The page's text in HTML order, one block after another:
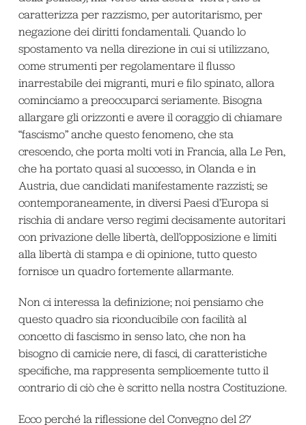
caratterizza per razzismo, per autoritarismo, per
negazione dei diritti fondamentali. Quando lo
spostamento va nella direzione in cui si utilizzano,
come strumenti per regolamentare il flusso
inarrestabile dei migranti, muri e filo spinato, allora
cominciamo a preoccuparci seriamente. Bisogna
allargare gli orizzonti e avere il coraggio di chiamare
“fascismo” anche questo fenomeno, che sta
crescendo, che porta molti voti in Francia, alla Le Pen,
che ha portato quasi al successo, in Olanda e in
Austria, due candidati manifestamente razzisti; se
contemporaneamente, in diversi Paesi d’Europa si
rischia di andare verso regimi decisamente autoritari
con privazione delle libertà, dell’opposizione e limiti
alla libertà di stampa e di opinione, tutto questo
fornisce un quadro fortemente allarmante.
Non ci interessa la definizione; noi pensiamo che
questo quadro sia riconducibile con facilità al
concetto di fascismo in senso lato, che non ha
bisogno di camicie nere, di fasci, di caratteristiche
specifiche, ma rappresenta semplicemente tutto il
contrario di ciò che è scritto nella nostra Costituzione.
Ecco perché la riflessione del Convegno del 27